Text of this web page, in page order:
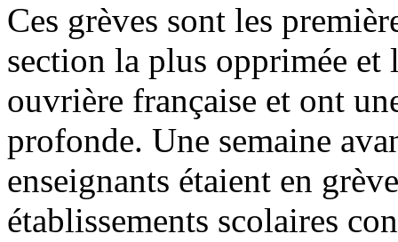
Ces grèves sont les
section la plus opprimée et
ouvrière française et ont
profonde. Une semaine
enseignants étaient en
établissements scolaires